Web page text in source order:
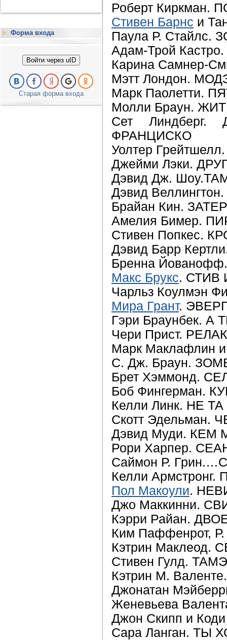
Форма входа
Войти через uID
Старая форма входа
Роберт
Стивен Барнс и
Паула Р. Стайлс.
Адам-Трой
Карина Самнер-
Мэтт Лондон.
Марк Паолетти.
Молли Браун.
Сет
ФРАНЦИСКО
Уолтер
Джейми Лэки.
Дэвид Дж.
Дэвид
Брайан Кин.
Амелия Бимер.
Стивен Попкес.
Дэвид Барр
Бренна
Макс Брукс. СТИВ
Чарльз Коулмэн
Мира Грант.
Гэри Браунбек.
Чери Прист.
Марк Маклафлин
С. Дж. Браун.
Брет Хэммонд.
Боб Фингерман.
Келли Линк. НЕ
Скотт Эдельман.
Дэвид Муди.
Рори Харпер.
Саймон Р.
Келли
Пол Макоули.
Джо Маккинни.
Кэрри Райан.
Ким Паффенрот,
Кэтрин Маклеод.
Стивен Гулд.
Кэтрин М.
Джонатан
Женевьева
Джон Скипп и
Сара Ланган. ТЫ